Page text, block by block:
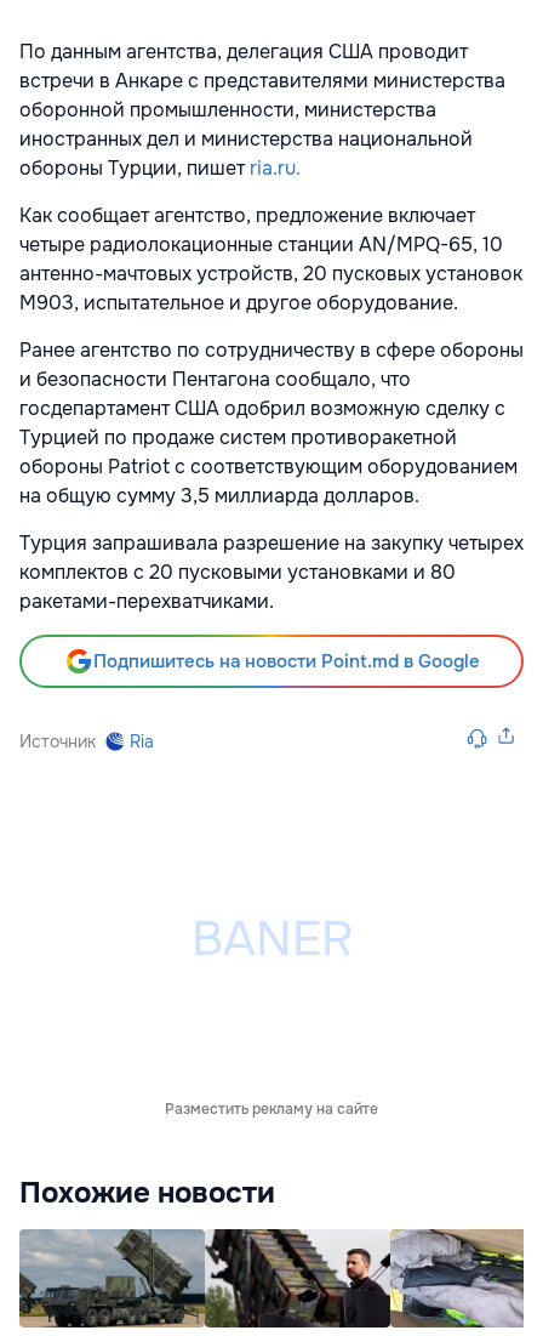
По данным агентства, делегация США проводит
встречи в Анкаре с представителями министерства
оборонной промышленности, министерства
иностранных дел и министерства национальной
обороны Турции, пишетria.ru.
Как сообщает агентство, предложение включает
четыре радиолокационные станции AN/MPQ-65, 10
антенно-мачтовых устройств, 20 пусковых установок
M903, испытательное и другое оборудование.
Ранее агентство по сотрудничеству в сфере обороны
и безопасности Пентагона сообщало, что
госдепартамент США одобрил возможную сделку с
Турцией по продаже систем противоракетной
обороны Patriot с соответствующим оборудованием
на общую сумму 3,5 миллиарда долларов.
Турция запрашивала разрешение на закупку четырех
комплектов c 20 пусковыми установками и 80
ракетами-перехватчиками.
Подпишитесь на новости Point.md в Google
Источник Ria
Разместить рекламу на сайте
Похожие новости